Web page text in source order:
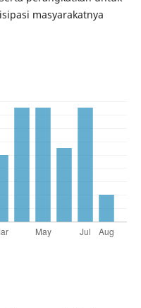
masyarakatnya